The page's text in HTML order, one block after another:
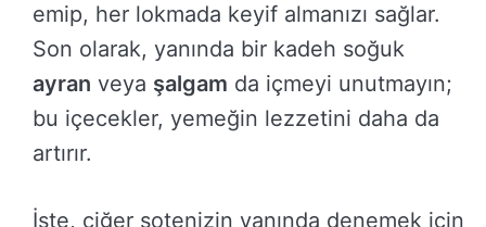
emip, her lokmada keyif almanızı sağlar.
Son olarak, yanında bir kadeh soğuk
ayran veya şalgam da içmeyi unutmayın;
bu içecekler, yemeğin lezzetini daha da
artırır.
İşte, ciğer sotenizin yanında denemek için